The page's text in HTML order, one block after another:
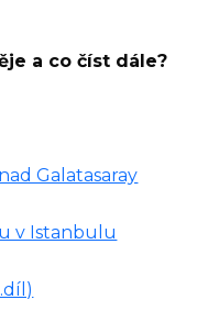
a co číst dále?
Galatasaray
v Istanbulu